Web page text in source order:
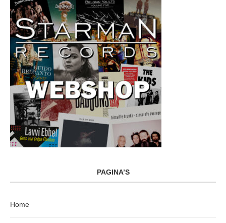
PAGINA’S
Home